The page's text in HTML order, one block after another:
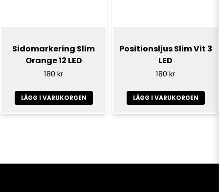
Sidomarkering Slim
Orange 12 LED
180 kr
LÄGG I VARUKORGEN
Positionsljus Slim Vit 3
LED
180 kr
LÄGG I VARUKORGEN